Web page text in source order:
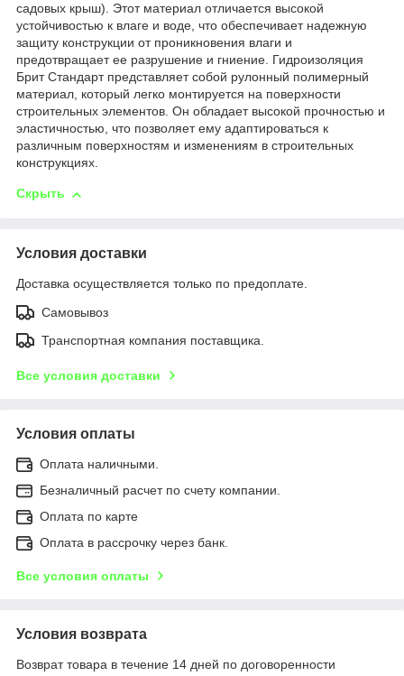
садовых крыш). Этот материал отличается высокой
устойчивостью к влаге и воде, что обеспечивает надежную
защиту конструкции от проникновения влаги и
предотвращает ее разрушение и гниение. Гидроизоляция
Брит Стандарт представляет собой рулонный полимерный
материал, который легко монтируется на поверхности
строительных элементов. Он обладает высокой прочностью и
эластичностью, что позволяет ему адаптироваться к
различным поверхностям и изменениям в строительных
конструкциях.
Скрыть
Условия доставки
Доставка осуществляется только по предоплате.
Самовывоз
Транспортная компания поставщика.
Все условия доставки
Условия оплаты
Оплата наличными.
Безналичный расчет по счету компании.
Оплата по карте
Оплата в рассрочку через банк.
Все условия оплаты
Условия возврата
Возврат товара в течение 14 дней по договоренности